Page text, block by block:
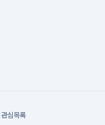
관심목록